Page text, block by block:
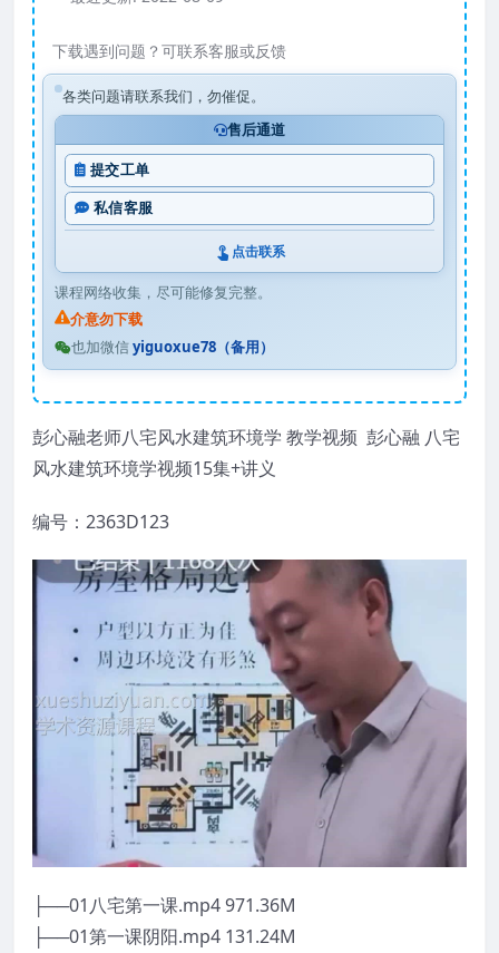
下载遇到问题？可联系客服或反馈
各类问题请联系我们，勿催促。
售后通道
提交工单
私信客服
点击联系
课程网络收集，尽可能修复完整。
介意勿下载
也加微信yiguoxue78（备用）
彭心融老师八宅风水建筑环境学 教学视频 彭心融 八宅
风水建筑环境学视频15集+讲义
编号：2363D123
├──01八宅第一课.mp4 971.36M
├──01第一课阴阳.mp4 131.24M